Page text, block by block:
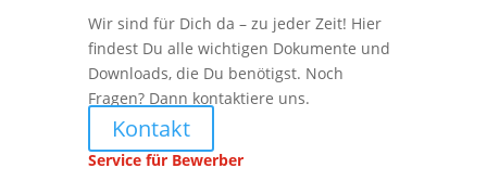
Wir sind für Dich da – zu jeder Zeit! Hier
findest Du alle wichtigen Dokumente und
Downloads, die Du benötigst. Noch
Fragen? Dann kontaktiere uns.
Kontakt
Service für Bewerber